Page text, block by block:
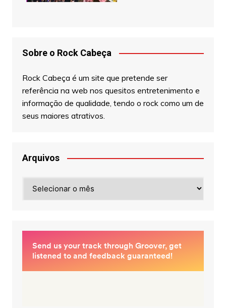
Sobre o Rock Cabeça
Rock Cabeça é um site que pretende ser
referência na web nos quesitos entretenimento e
informação de qualidade, tendo o rock como um de
seus maiores atrativos.
Arquivos